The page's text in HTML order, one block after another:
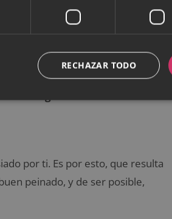
son totalmente válidos. Sin
de un tamaño normal. Ya
tu imagen
por ti. Es por esto, que resulta
peinado, y de ser posible,
RECHAZAR TODO